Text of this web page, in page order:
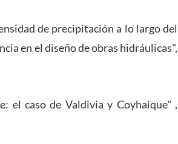
de precipitación a lo largo del
en el diseño de obras hidráulicas",
el caso de Valdivia y Coyhaique" ,